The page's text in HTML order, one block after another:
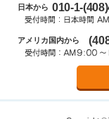
日本から 010-1-
アメリカ国内から